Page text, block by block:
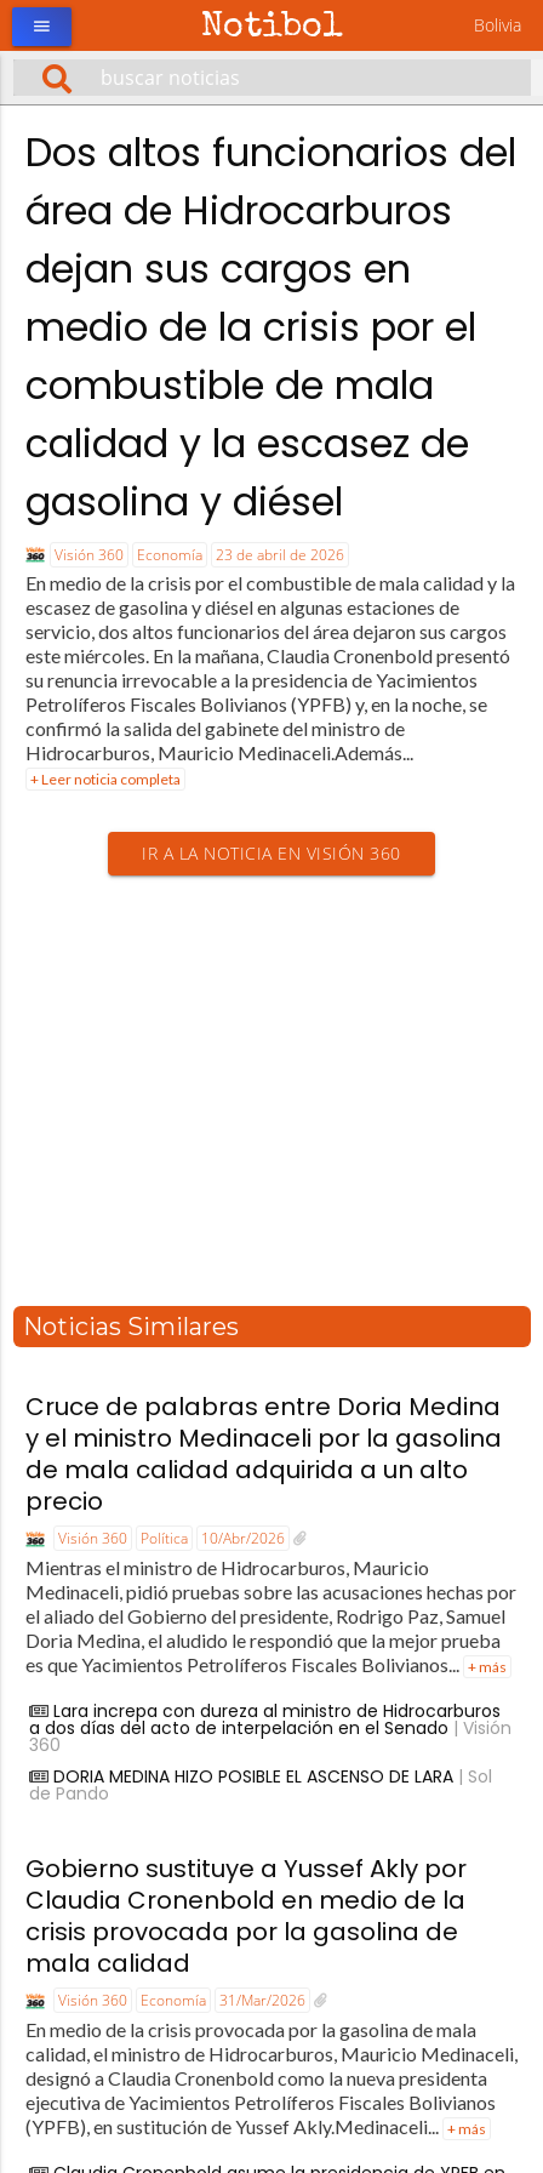
Notibol Bolivia
menu
Dos altos funcionarios del
área de Hidrocarburos
dejan sus cargos en
medio de la crisis por el
combustible de mala
calidad y la escasez de
gasolina y diésel
Visión 360 Economía 23 de abril de 2026
En medio de la crisis por el combustible de mala calidad y la
escasez de gasolina y diésel en algunas estaciones de
servicio, dos altos funcionarios del área dejaron sus cargos
este miércoles. En la mañana, Claudia Cronenbold presentó
su renuncia irrevocable a la presidencia de Yacimientos
Petrolíferos Fiscales Bolivianos (YPFB) y, en la noche, se
confirmó la salida del gabinete del ministro de
Hidrocarburos, Mauricio Medinaceli.Además...
+ Leer noticia completa
IR A LA NOTICIA EN VISIÓN 360
Noticias Similares
Cruce de palabras entre Doria Medina
y el ministro Medinaceli por la gasolina
de mala calidad adquirida a un alto
precio
Visión 360 Política 10/Abr/2026
Mientras el ministro de Hidrocarburos, Mauricio
Medinaceli, pidió pruebas sobre las acusaciones hechas por
el aliado del Gobierno del presidente, Rodrigo Paz, Samuel
Doria Medina, el aludido le respondió que la mejor prueba
es que Yacimientos Petrolíferos Fiscales Bolivianos... + más
Lara increpa con dureza al ministro de Hidrocarburos
a dos días del acto de interpelación en el Senado | Visión
360
DORIA MEDINA HIZO POSIBLE EL ASCENSO DE LARA| Sol
de Pando
Gobierno sustituye a Yussef Akly por
Claudia Cronenbold en medio de la
crisis provocada por la gasolina de
mala calidad
Visión 360 Economía 31/Mar/2026
En medio de la crisis provocada por la gasolina de mala
calidad, el ministro de Hidrocarburos, Mauricio Medinaceli,
designó a Claudia Cronenbold como la nueva presidenta
ejecutiva de Yacimientos Petrolíferos Fiscales Bolivianos
(YPFB), en sustitución de Yussef Akly.Medinaceli...
+ más